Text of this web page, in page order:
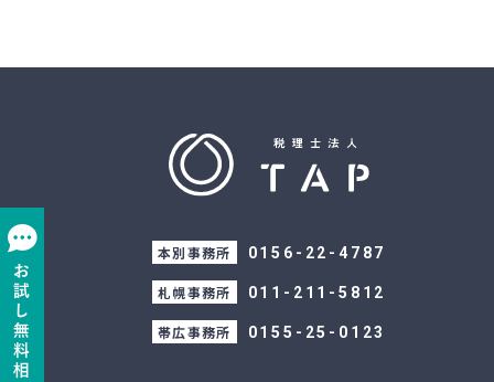
本別事務所 0156-22-4787
札幌事務所 011-211-5812
帯広事務所 0155-25-0123